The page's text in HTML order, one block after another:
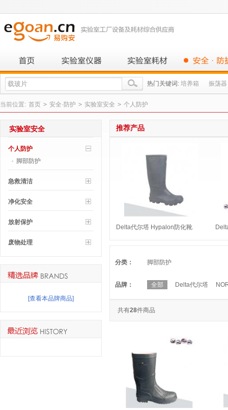
热门关键词: 培养箱 振荡器
当前位置: 首页 > 安全·防护 > 实验室安全 > 个人防护
推荐产品
Delta代尔塔 Hypalon防化靴
分类： 脚部防护
品牌： 全部 Delta代尔塔
共有28件商品
实验室安全
个人防护
脚部防护
急救清洁
净化安全
放射保护
废物处理
[查看本品牌商品]